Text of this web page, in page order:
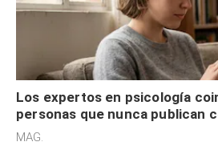
Los expertos en psicología
personas que nunca publican
redes sociales no pretenden
MAG.